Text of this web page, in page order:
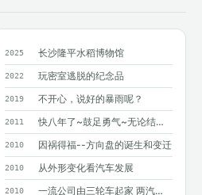
2025 长沙隆平水稻博物馆
2022 玩密室逃脱的纪念品
2019 不开心，说好的暴雨呢？
2011 快八年了~鼓足勇气~无论结果如何~只求...
2010 因祸得福--方向盘的诞生和变迁
2010 从外形变化看汽车发展
2010 一流公司由三轮车起家 两汽车巨人造就奔驰